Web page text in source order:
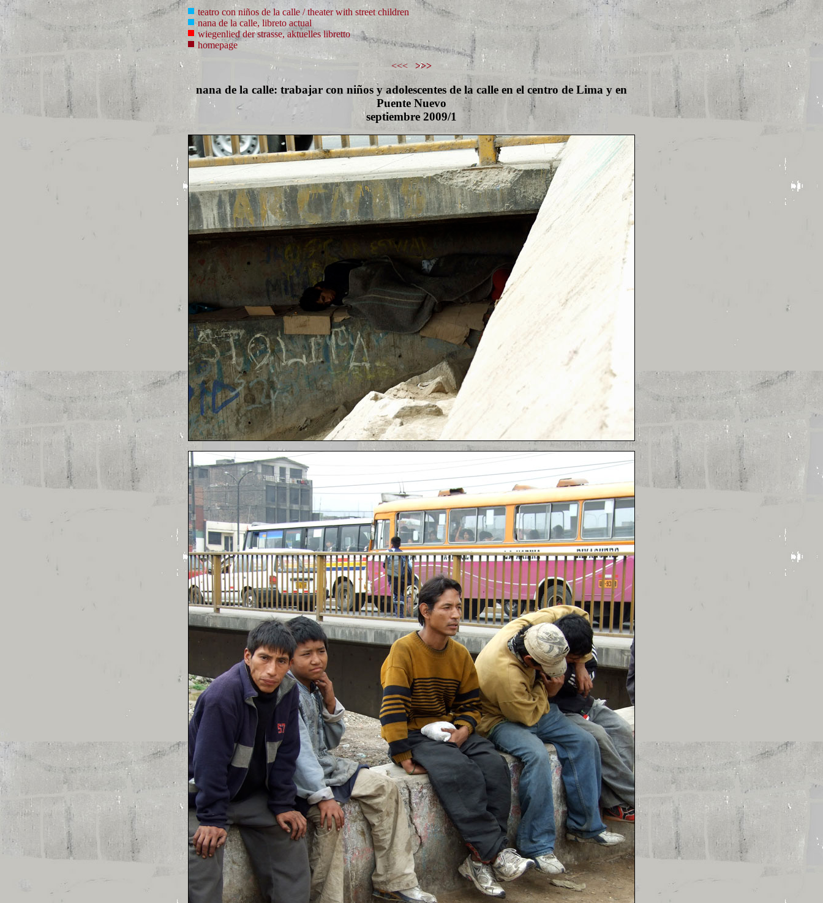
teatro con niños de la calle / theater with street children
nana de la calle, libreto actual
wiegenlied der strasse, aktuelles libretto
homepage
<<<
>>>
nana de la calle: trabajar con niños y adolescentes de la calle en el centro de Lima y en
Puente Nuevo
septiembre 2009/1